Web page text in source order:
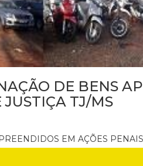
DE BENS
JUSTIÇA TJ/MS
EM AÇÕES